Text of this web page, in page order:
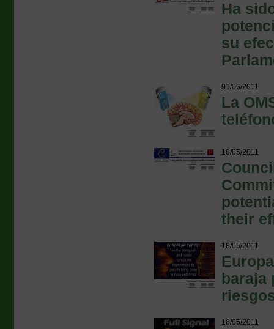
Ha
su
01/06/2011
La
18/05/2011
their
18/05/2011
baraja
18/05/2011